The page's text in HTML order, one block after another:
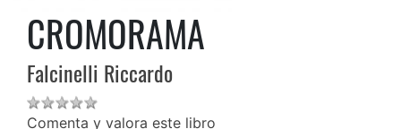
CROMORAMA
Falcinelli Riccardo
Comenta y valora este libro